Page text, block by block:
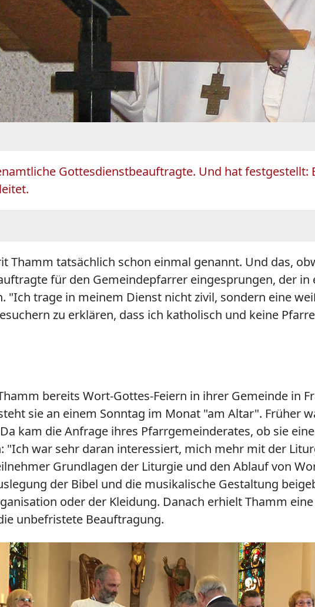
Gottesdienstbeauftragte. Und hat festgestellt:
Thamm tatsächlich schon einmal genannt. Und das,
für den Gemeindepfarrer eingesprungen, der
"Ich trage in meinem Dienst nicht zivil, sondern eine
zu erklären, dass ich katholisch und keine
bereits Wort-Gottes-Feiern in ihrer Gemeinde in
sie an einem Sonntag im Monat "am Altar". Früher
kam die Anfrage ihres Pfarrgemeinderates, ob sie
"Ich war sehr daran interessiert, mich mehr mit der
Grundlagen der Liturgie und den Ablauf von
der Bibel und die musikalische Gestaltung
oder der Kleidung. Danach erhielt Thamm
unbefristete Beauftragung.